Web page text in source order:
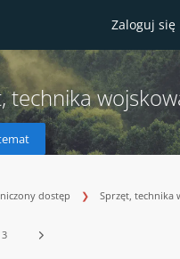
Zaloguj się
technika
dostęp Sprzęt, technika
3